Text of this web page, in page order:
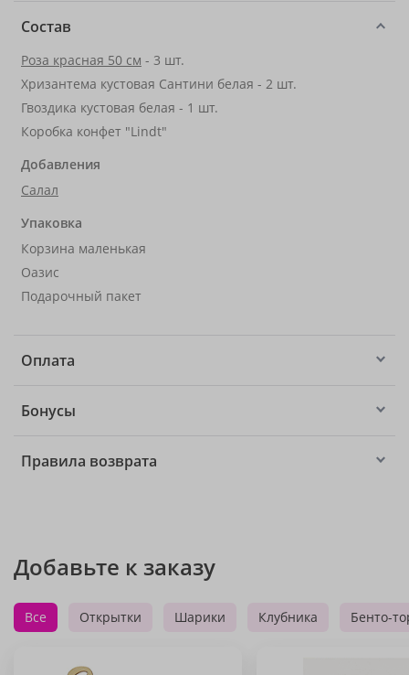
Состав
Роза красная 50 см - 3 шт.
Хризантема кустовая Сантини белая - 2 шт.
Гвоздика кустовая белая - 1 шт.
Коробка конфет "Lindt"
Добавления
Салал
Упаковка
Корзина маленькая
Оазис
Подарочный пакет
Оплата
Бонусы
Правила возврата
Добавьте к заказу
Все Открытки Шарики Клубника Бенто-